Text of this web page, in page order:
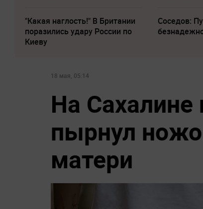
"Какая наглость!" В Британии
поразились удару России по
Киеву
Соседов:
18 мая, 05:14
На Сахалине
пырнул
матери